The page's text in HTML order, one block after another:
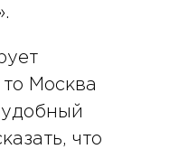
Москва
что